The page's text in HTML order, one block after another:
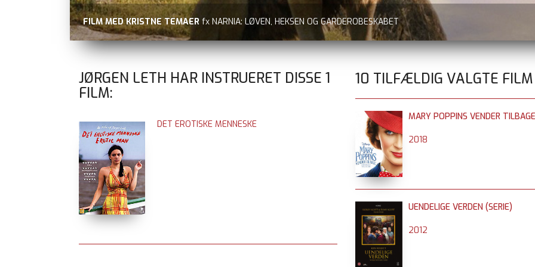
FILM MED KRISTNE TEMAER fx NARNIA: LØVEN, HEKSEN OG GARDEROBESKABET
JØRGEN LETH HAR INSTRUERET DISSE 1
FILM:
DET EROTISKE MENNESKE
10 TILFÆLDIG VALGTE FILM
MARY POPPINS VENDER TILBAGE
2018
UENDELIGE VERDEN (SERIE)
2012